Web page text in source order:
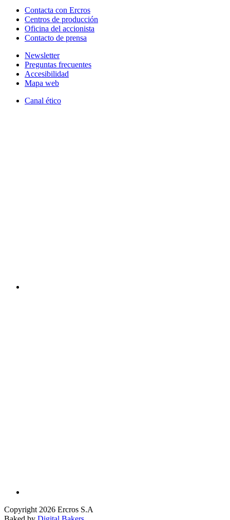
Contacta con Ercros
Centros de producción
Oficina del accionista
Contacto de prensa
Newsletter
Preguntas frecuentes
Accesibilidad
Mapa web
Canal ético
Copyright 2026 Ercros S.A